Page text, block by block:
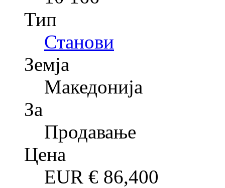
Тип
Станови
Земја
Македонија
За
Продавање
Цена
EUR € 86,400